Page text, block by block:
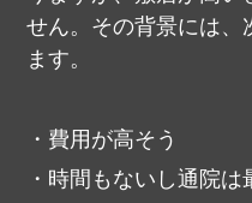
せん。 その背景には、
ます。
費用が高そう
時間もないし通院は